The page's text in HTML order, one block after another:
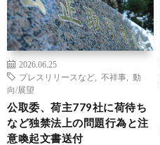
2026.06.25
プレスリリースなど
不祥事
動
向/展望
公取委、荷主779社に荷待ち
など独禁法上の問題行為と注
意喚起文書送付